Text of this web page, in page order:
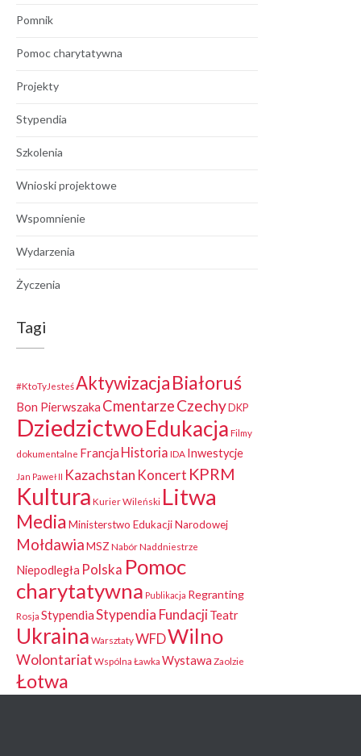
Pomnik
Pomoc charytatywna
Projekty
Stypendia
Szkolenia
Wnioski projektowe
Wspomnienie
Wydarzenia
Życzenia
Tagi
#KtoTyJesteśAktywizacjaBiałoruś
Bon Pierwszaka CmentarzeCzechy DKP
DziedzictwoEdukacja Filmy
dokumentalne Francja Historia IDA Inwestycje
Jan Paweł II Kazachstan Koncert KPRM
Kultura Kurier Wileński Litwa
MediaMinisterstwo Edukacji Narodowej
MołdawiaMSZ NabórNaddniestrze
Niepodległa Polska Pomoc
charytatywna Publikacja Regranting
Rosja StypendiaStypendia FundacjiTeatr
Ukraina WarsztatyWFDWilno
Wolontariat Wspólna Ławka Wystawa Zaolzie
Łotwa